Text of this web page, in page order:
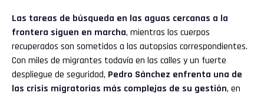
Las tareas de búsqueda en las aguas cercanas a la
frontera siguen en marcha, mientras los cuerpos
recuperados son sometidos a las autopsias correspondientes.
Con miles de migrantes todavía en las calles y un fuerte
despliegue de seguridad, Pedro Sánchez enfrenta una de
las crisis migratorias más complejas de su gestión, en